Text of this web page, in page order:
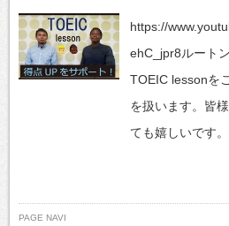
with
Luton
&
Marcus
は
https://
ehC_jpr8ルート
TOEIC lessonを
を扱います。皆
ても嬉しいです
PAGE NAVI